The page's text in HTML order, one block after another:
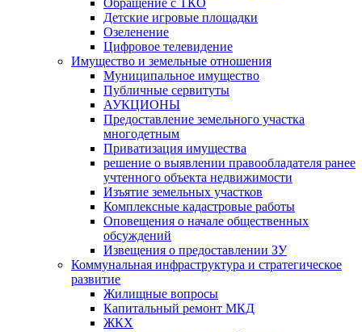
Обращение с ТКО
Детские игровые площадки
Озеленение
Цифровое телевидение
Имущество и земельные отношения
Муниципальное имущество
Публичные сервитуты
АУКЦИОНЫ
Предоставление земельного участка
многодетным
Приватизация имущества
решение о выявлении правообладателя ранее
учтенного объекта недвижимости
Изъятие земельных участков
Комплексные кадастровые работы
Оповещения о начале общественных
обсуждений
Извещения о предоставлении ЗУ
Коммунальная инфраструктура и стратегическое
развитие
Жилищные вопросы
Капитальный ремонт МКД
ЖКХ